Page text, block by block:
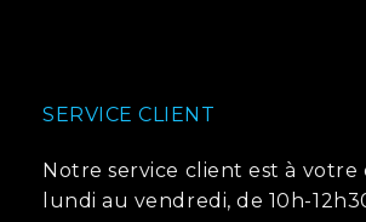
SERVICE CLIENT
Notre service client est à votre
lundi au vendredi, de 10h-